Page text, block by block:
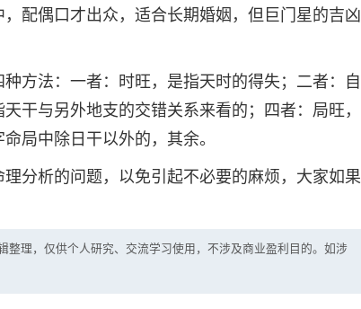
配偶口才出众，适合长期婚姻，但巨门星的吉凶
方法：一者：时旺，是指天时的得失；二者：自
干与另外地支的交错关系来看的；四者：局旺，
局中除日干以外的，其余。
分析的问题，以免引起不必要的麻烦，大家如果
理，仅供个人研究、交流学习使用，不涉及商业盈利目的。如涉